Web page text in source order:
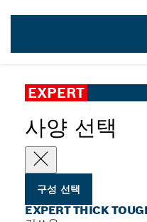
... EXPERT Thick Tough
EXPERT
사양 선택
구성 선택
EXPERT THICK